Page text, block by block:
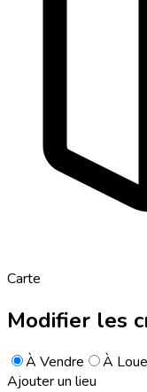
Carte
Modifier les
À Vendre
À
Ajouter un lieu